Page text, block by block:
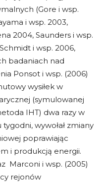
(Gore i wsp.
i wsp. 2003,
2004, Saunders i wsp.
i wsp. 2006,
badaniach nad
Ponsot i wsp. (2006)
wysiłek w
(symulowanej
IHT) dwa razy w
wywołał zmiany
poprawiając
i produkcją energii.
Marconi i wsp. (2005)
rejonów